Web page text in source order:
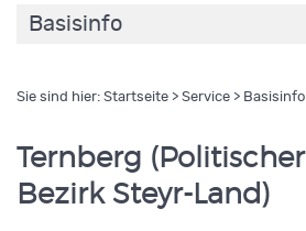
Basisinfo
Sie sind hier: Startseite > Service > Basisinfo
Ternberg (Politischer
Bezirk Steyr-Land)